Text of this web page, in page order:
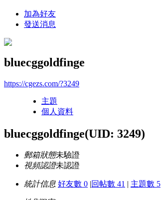
加為好友
發送消息
bluecggoldfinge
https://cgezs.com/?3249
主題
個人資料
bluecggoldfinge(UID: 3249)
郵箱狀態未驗證
視頻認證未認證
統計信息 好友數 0 |回帖數 41 | 主題數 5